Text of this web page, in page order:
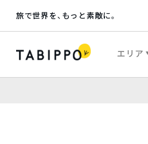
旅で世界を、もっと素敵に。
エリア